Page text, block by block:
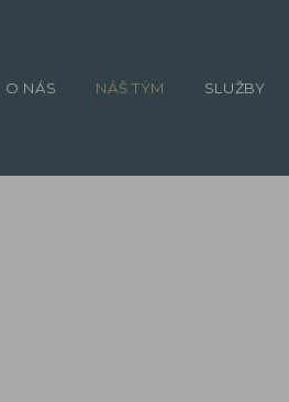
O NÁS NÁŠ TÝM SLUŽBY